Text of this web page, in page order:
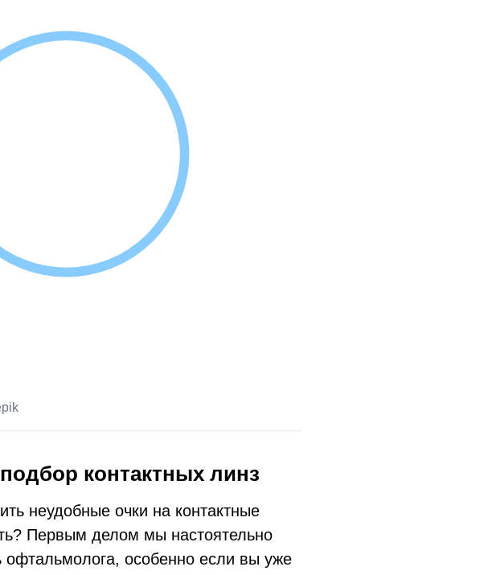
контактных линз
неудобные очки на контактные
Первым делом мы настоятельно
офтальмолога, особенно если вы уже